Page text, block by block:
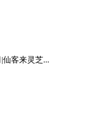
仙客来灵芝...